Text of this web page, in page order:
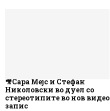
🎥Сара Мејс и Стефан
Николовски во дуел со
стереотипите во нов видео
запис